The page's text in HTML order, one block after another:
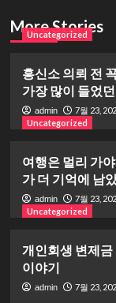
More Stories
Uncategorized
흥신소 의뢰 전
가장 많이 들었
admin
7월 23,
Uncategorized
여행은 멀리 가
가 더 기억에 남
admin
7월 23,
Uncategorized
개인회생 변제금
이야기
admin 7월 23,